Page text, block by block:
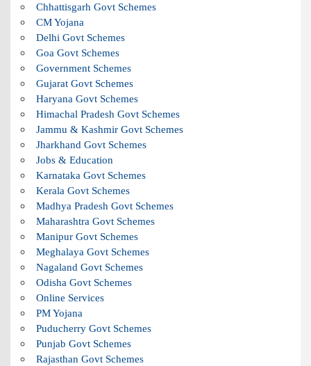
Chhattisgarh Govt Schemes
CM Yojana
Delhi Govt Schemes
Goa Govt Schemes
Government Schemes
Gujarat Govt Schemes
Haryana Govt Schemes
Himachal Pradesh Govt Schemes
Jammu & Kashmir Govt Schemes
Jharkhand Govt Schemes
Jobs & Education
Karnataka Govt Schemes
Kerala Govt Schemes
Madhya Pradesh Govt Schemes
Maharashtra Govt Schemes
Manipur Govt Schemes
Meghalaya Govt Schemes
Nagaland Govt Schemes
Odisha Govt Schemes
Online Services
PM Yojana
Puducherry Govt Schemes
Punjab Govt Schemes
Rajasthan Govt Schemes